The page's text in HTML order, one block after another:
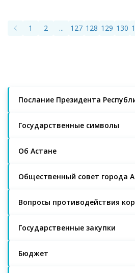
Послание Президента
Государственные символы
Об Астане
Общественный совет города
Вопросы противодействия
Государственные закупки
Бюджет
1 2 ... 127 128 129 130